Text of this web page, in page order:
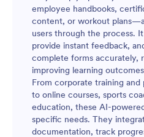
employee handbooks,
content, or workout
users through the process.
provide instant feedback,
complete forms accurately,
improving learning
From corporate training
to online courses, sports
education, these AI-
specific needs. They
documentation, track